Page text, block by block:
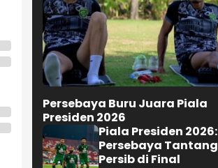
Persebaya Buru Juara Piala
Presiden 2026
Piala Presiden 2026:
Persebaya Tantang
Persib di Final